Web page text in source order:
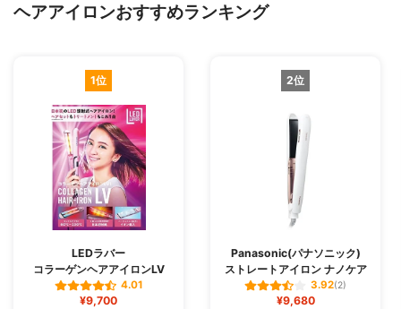
ヘアアイロンおすすめランキング
1位
LEDラバー
コラーゲンヘアアイロンLV
4.01
¥9,700
2位
Panasonic(パナソニック)
ストレートアイロン ナノケア
3.92(2)
¥9,680